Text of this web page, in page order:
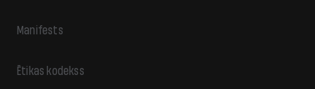
Manifests
Ētikas kodekss